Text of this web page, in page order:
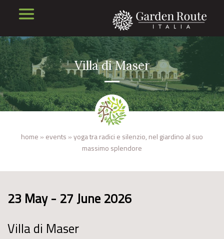
Villa di Maser
home » events »yoga tra radici e silenzio, nel giardino al suo
massimo splendore
23 May - 27 June 2026
Villa di Maser